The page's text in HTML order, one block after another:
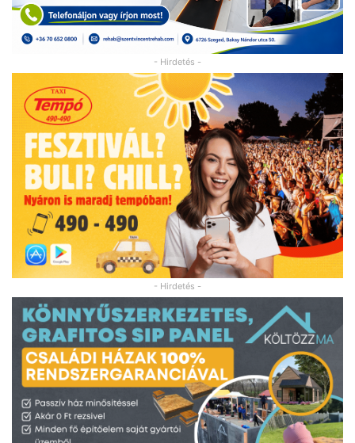
- Hirdetés -
- Hirdetés -